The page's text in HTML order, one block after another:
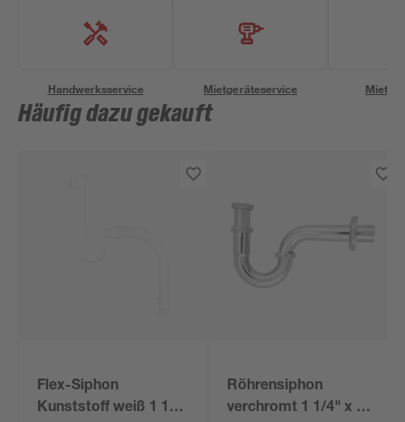
Handwerksservice Mietgeräteservice
Häufig dazu gekauft
Flex-Siphon
Kunststoff weiß 1 1/2'
Röhrensiphon
verchromt 1 1/4" x 32